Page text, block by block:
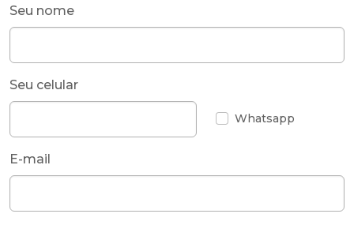
Seu nome
Seu celular
Whatsapp
E-mail